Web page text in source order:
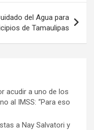
del Agua para
de Tamaulipas
acudir a uno de los
al IMSS: “Para eso
a Nay Salvatori y